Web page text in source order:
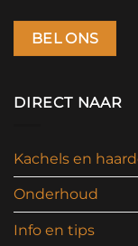
BEL ONS
DIRECT NAAR
Kachels en
Onderhoud
Info en tips